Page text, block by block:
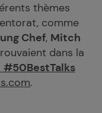
thèmes
comme
Chef, Mitch
dans la
#50BestTalks
.